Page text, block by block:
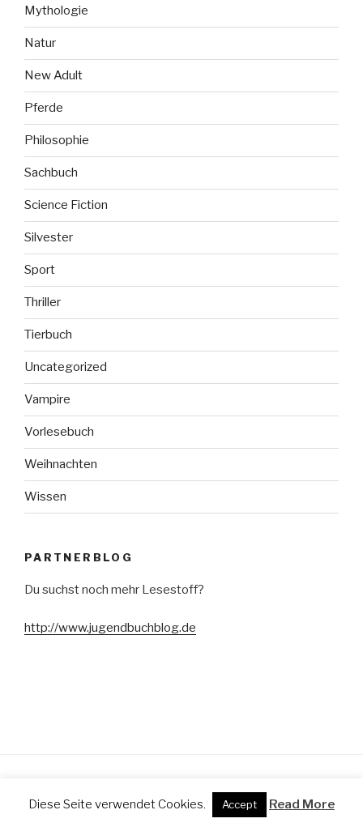
Mythologie
Natur
New Adult
Pferde
Philosophie
Sachbuch
Science Fiction
Silvester
Sport
Thriller
Tierbuch
Uncategorized
Vampire
Vorlesebuch
Weihnachten
Wissen
PARTNERBLOG
Du suchst noch mehr Lesestoff?
http://www.jugendbuchblog.de
Diese Seite verwendet Cookies. Accept Read More